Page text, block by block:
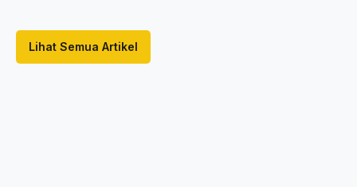
Lihat Semua Artikel